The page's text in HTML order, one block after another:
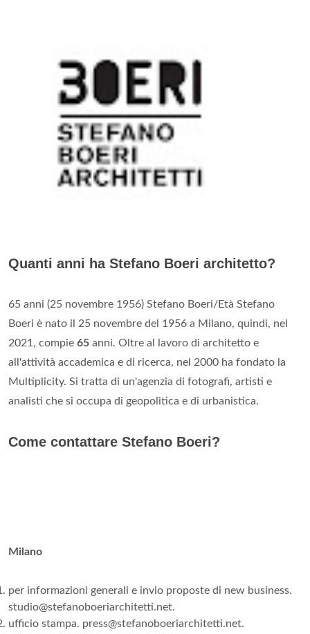
Quanti anni ha Stefano Boeri architetto?
65 anni (25 novembre 1956) Stefano Boeri/Età Stefano
Boeri è nato il 25 novembre del 1956 a Milano, quindi, nel
2021, compie 65 anni. Oltre al lavoro di architetto e
all'attività accademica e di ricerca, nel 2000 ha fondato la
Multiplicity. Si tratta di un'agenzia di fotografi, artisti e
analisti che si occupa di geopolitica e di urbanistica.
Come contattare Stefano Boeri?
Milano
per informazioni generali e invio proposte di new business.
studio@stefanoboeriarchitetti.net.
ufficio stampa. press@stefanoboeriarchitetti.net.